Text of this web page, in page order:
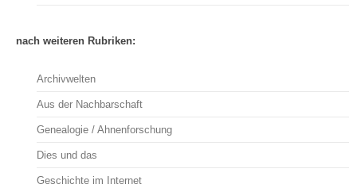
nach weiteren Rubriken:
Archivwelten
Aus der Nachbarschaft
Genealogie / Ahnenforschung
Dies und das
Geschichte im Internet